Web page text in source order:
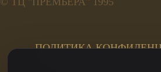
ПОЛИТИКА